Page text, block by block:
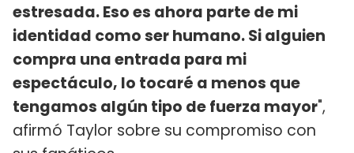
estresada. Eso es ahora parte de mi
identidad como ser humano. Si alguien
compra una entrada para mi
espectáculo, lo tocaré a menos que
tengamos algún tipo de fuerza mayor",
afirmó Taylor sobre su compromiso con